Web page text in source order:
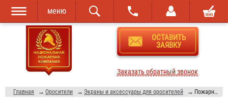
Перейти к
основному
содержанию
Skip to
navigation
меню
ОСТАВИТЬ
ЗАЯВКУ
Заказать обратный звонок
Главная → Оросители → Экраны и аксессуары для оросителей → Пожарные экраны для спринклеров квадратные разборные